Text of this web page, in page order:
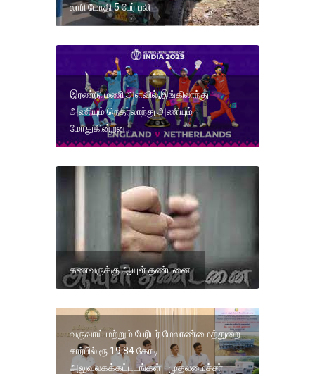
லாரி மோதி 5 பேர் பலி
இரண்டு மணி அளவில்,இங்கிலாந்து
அணியும் நெதர்லாந்து அணியும்
மோதுகின்றன.,.
கணவருக்கு ஆயுள் தண்டனை
வருவாய் மற்றும் பேரிடர் மேலாண்மைத்துறை
சார்பில் ரூ.19.84 கோடி
அலுவலகக்கட்டடங்கள் - முதலமைச்சர்